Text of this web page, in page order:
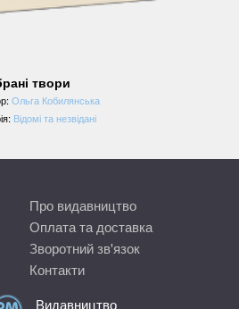
твори
Ольга Кобилянська
Відомі та незвідані
Про видавництво
Оплата та доставка
Зворотний зв'язок
Контакти
Видавництво